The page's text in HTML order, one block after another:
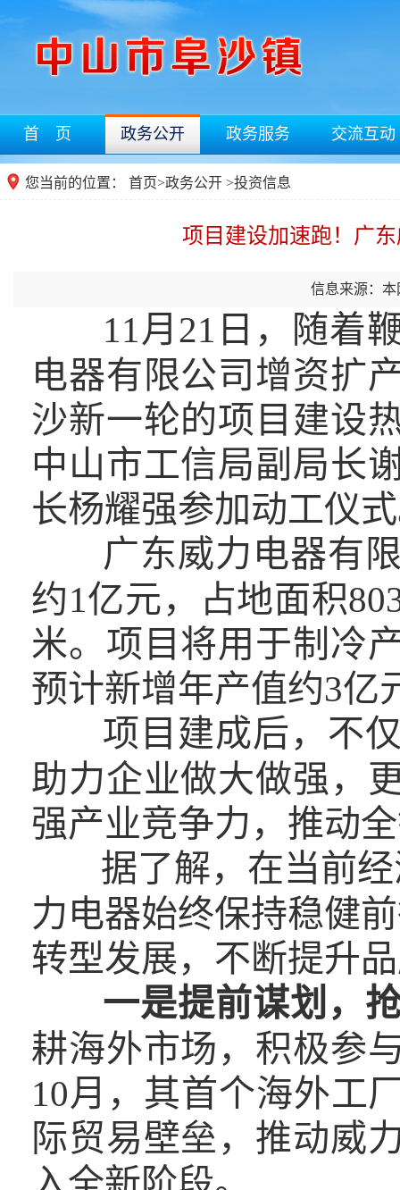
首 页 政务公开 政务服务 交流互动
您当前的位置： 首页>政务公开 >投资信息
项目建设加速跑！广
信息来源：本
11月21日，随着
电器有限公司增资扩
沙新一轮的项目建设
中山市工信局副局长
长杨耀强参加动工仪
广东威力电器有
约1亿元，占地面积
米。项目将用于制冷
预计新增年产值约3亿
项目建成后，不
助力企业做大做强，
强产业竞争力，推动
据了解，在当前
力电器始终保持稳健
转型发展，不断提升
一是提前谋划，
耕海外市场，积极参
10月，其首个海外工
际贸易壁垒，推动威